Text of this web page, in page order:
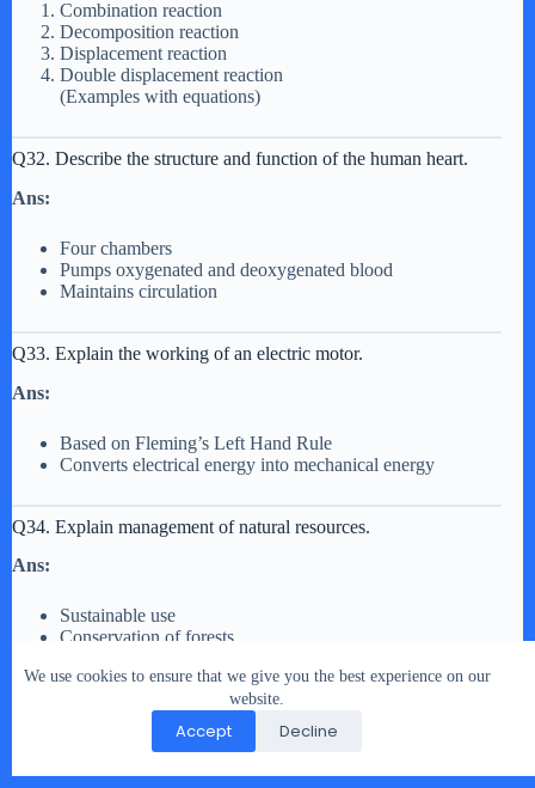
We use cookies to ensure that we give you the best experience on our
website.
Accept Decline
Combination reaction
Decomposition reaction
Displacement reaction
Double displacement reaction
(Examples with equations)
Q32. Describe the structure and function of the human heart.
Ans:
Four chambers
Pumps oxygenated and deoxygenated blood
Maintains circulation
Q33. Explain the working of an electric motor.
Ans:
Based on Fleming’s Left Hand Rule
Converts electrical energy into mechanical energy
Q34. Explain management of natural resources.
Ans:
Sustainable use
Conservation of forests
✅ How to Use This Sample Paper – class 10 science important
✔ Attempt in3 hours